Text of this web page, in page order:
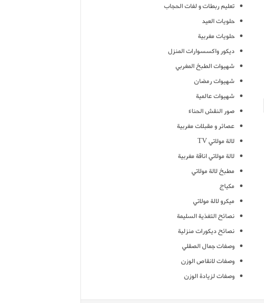
تعليم ربطات و لفات الحجاب
حلويات العيد
حلويات مغربية
ديكور واكسسوارات المنزل
شهيوات الطبخ المغربي
شهيوات رمضان
شهيوات عالمية
صور النقش الحناء
عصائر و مقبلات مغربية
لالة مولاتي TV
لالة مولاتي اناقة مغربية
مطبخ لالة مولاتي
مكياج
ميكرو لالة مولاتي
نصائح التغذية السليمة
نصائح ديكورات منزلية
وصفات جمال الصقلي
وصفات لانقاص الوزن
وصفات لزيادة الوزن